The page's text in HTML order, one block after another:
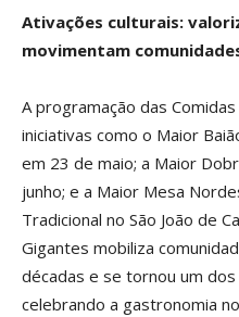
Ativações culturais:
movimentam
A programação das
iniciativas como o Maior
em 23 de maio; a Maior
junho; e a Maior Mesa
Tradicional no São João de
Gigantes mobiliza
décadas e se tornou um
celebrando a gastronomia